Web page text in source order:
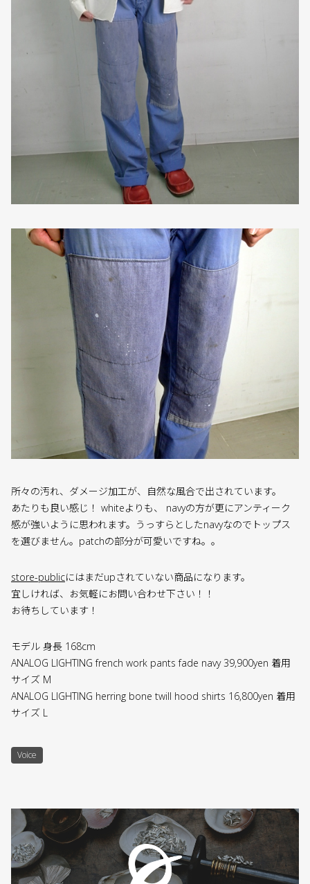
所々の汚れ、ダメージ加工が、自然な風合で出されています。
あたりも良い感じ！ whiteよりも、 navyの方が更にアンティーク
感が強いように思われます。うっすらとしたnavyなのでトップス
を選びません。patchの部分が可愛いですね。。
store-publicにはまだupされていない商品になります。
宜しければ、お気軽にお問い合わせ下さい！！
お待ちしています！
モデル 身長 168cm
ANALOG LIGHTING french work pants fade navy 39,900yen 着用
サイズ M
ANALOG LIGHTING herring bone twill hood shirts 16,800yen 着用
サイズ L
Voice